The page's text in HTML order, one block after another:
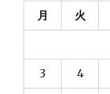
月 火
3 4